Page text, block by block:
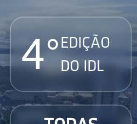
4° EDIÇÃO
DO IDL